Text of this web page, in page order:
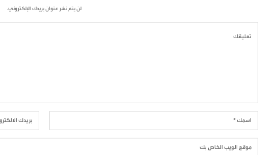
لن يتم نشر عنوان بريدك الإلكتروني.